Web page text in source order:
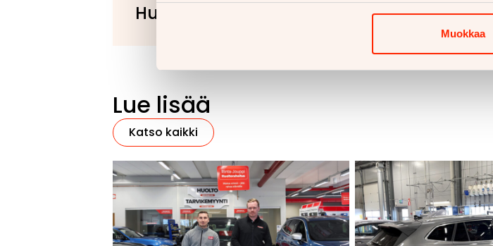
Muokkaa
Huollon palvelut Merkkihuolto
Lue lisää
Katso kaikki